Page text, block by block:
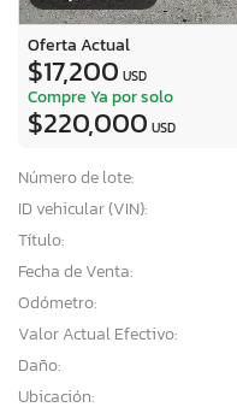
Oferta Actual
$17,200 USD
Compre Ya por solo
$220,000 USD
Número de lote:
ID vehicular (VIN):
Título:
Fecha de Venta:
Odómetro:
Valor Actual Efectivo:
Daño:
Ubicación: